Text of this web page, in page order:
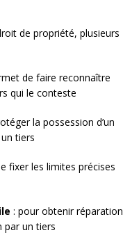
de propriété, plusieurs
de faire reconnaître
qui le conteste
la possession d’un
tiers
fixer les limites précises
: pour obtenir réparation
par un tiers